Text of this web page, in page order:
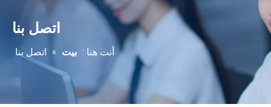
اتصل بنا
أنت هنا : بيت » اتصل بنا